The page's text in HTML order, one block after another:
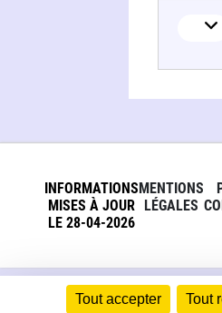
Tout accepter Tout
INFORMATIONS
MISES À JOUR
LE 28-04-2026
MENTIONS
LÉGALES